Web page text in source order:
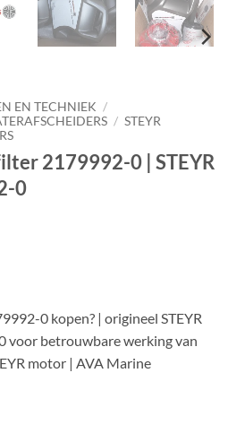
EN TECHNIEK /
/ STEYR
2179992-0 | STEYR
0
0 kopen? | origineel STEYR
voor betrouwbare werking van
motor | AVA Marine